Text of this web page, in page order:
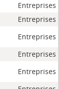
Entreprises
Entreprises
Entreprises
Entreprises
Entreprises